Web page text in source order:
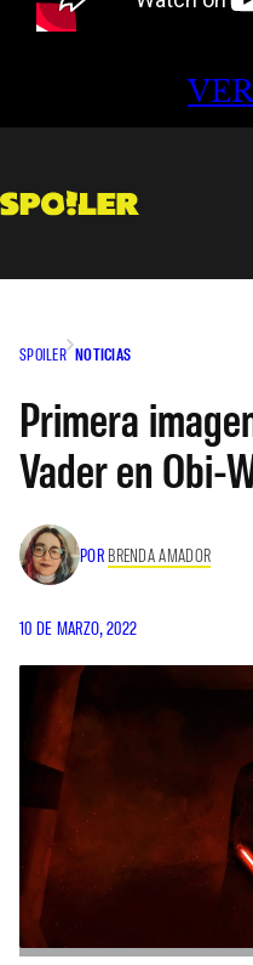
SPOILER NOTICIAS
Primera
Vader en Obi-
POR BRENDA AMADOR
10 DE MARZO, 2022